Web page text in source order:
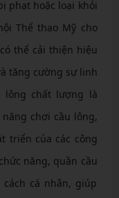
phạt hoặc loại khỏi
Thể thao Mỹ cho
thể cải thiện hiệu
tăng cường sự linh
lông chất lượng là
chơi cầu lông,
triển của các công
năng, quần cầu
cá nhân, giúp